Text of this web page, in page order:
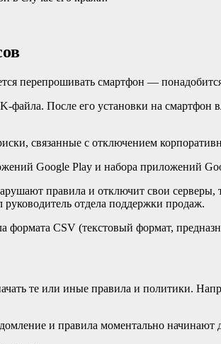
перепрошивать смартфон —
После его установки на смартфон
связанные с отключением
Google Play и набора приложений
правила и отключит свои серверы,
отдела поддержки продаж.
CSV (текстовый формат,
те или иные правила и политики.
и правила моментально начинают